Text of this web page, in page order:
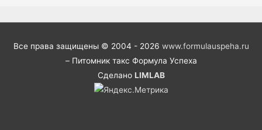
Все права защищены © 2004 - 2026 www.formulauspeha.ru
– Питомник такс Формула Успеха
Сделано LIMLAB